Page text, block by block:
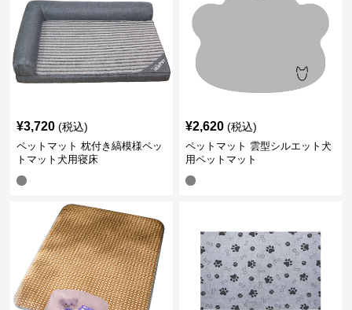
¥3,720 (税込)
ペットマット 枕付き縞模様ペッ
トマット犬用寝床
¥2,620 (税込)
ペットマット 雲型シルエット犬
用ペットマット